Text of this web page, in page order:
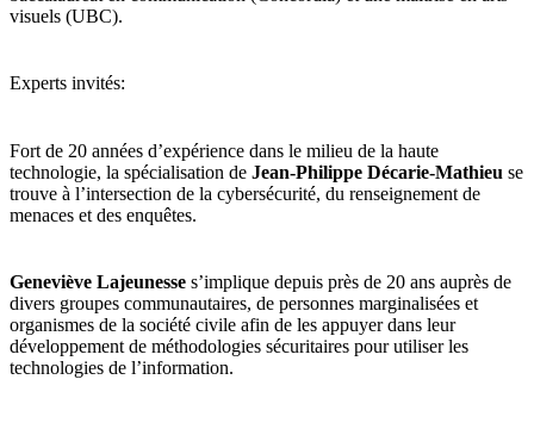
visuels (UBC).
Experts invités:
Fort de 20 années d’expérience dans le milieu de la haute
technologie, la spécialisation de Jean-Philippe Décarie-Mathieu se
trouve à l’intersection de la cybersécurité, du renseignement de
menaces et des enquêtes.
Geneviève Lajeunesse s’implique depuis près de 20 ans auprès de
divers groupes communautaires, de personnes marginalisées et
organismes de la société civile afin de les appuyer dans leur
développement de méthodologies sécuritaires pour utiliser les
technologies de l’information.